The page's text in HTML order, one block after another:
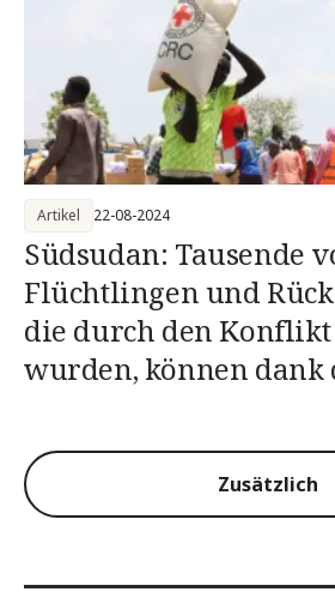
Südsudan: Tausende
Flüchtlingen und
die durch den
wurden, können dank
Artikel 22-08-2024
Zusätzlich